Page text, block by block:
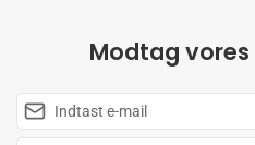
Modtag